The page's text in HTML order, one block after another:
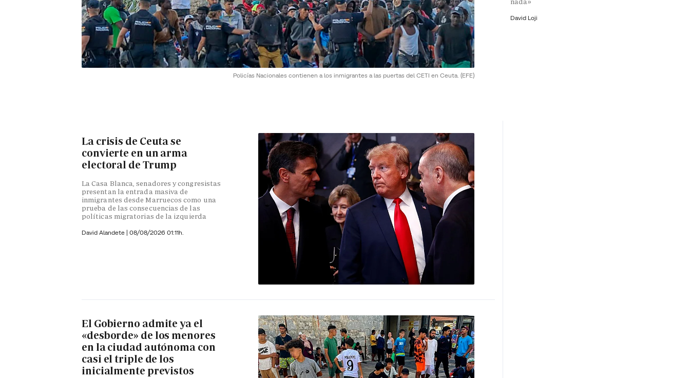
Policías Nacionales contienen a los inmigrantes a las puertas del CETI en Ceuta. (EFE)
David Loji
La crisis de Ceuta se
convierte en un arma
electoral de Trump
La Casa Blanca, senadores y congresistas
presentan la entrada masiva de
inmigrantes desde Marruecos como una
prueba de las consecuencias de las
políticas migratorias de la izquierda
David Alandete | 08/08/2026 01:11h.
El Gobierno admite ya el
«desborde» de los menores
en la ciudad autónoma con
casi el triple de los
inicialmente previstos